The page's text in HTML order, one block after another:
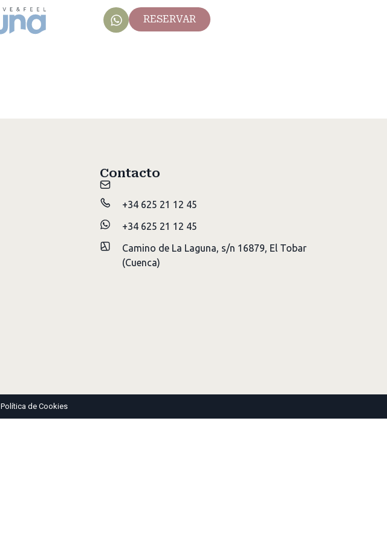
RESERVAR
Contacto
+34 625 21 12 45
+34 625 21 12 45
Camino de La Laguna, s/n 16879, El Tobar
(Cuenca)
Política de Cookies